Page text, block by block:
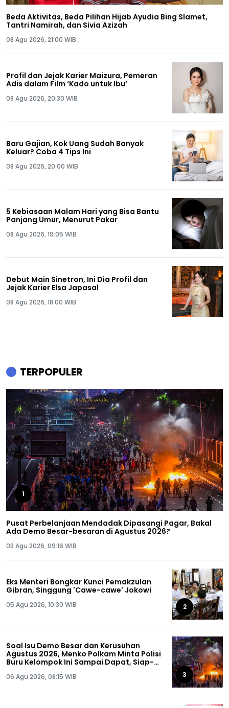
Beda Aktivitas, Beda Pilihan Hijab Ayudia Bing Slamet,
Tantri Namirah, dan Sivia Azizah
08 Agu 2026, 21:00 WIB
Profil dan Jejak Karier Maizura, Pemeran
Adis dalam Film ‘Kado untuk Ibu’
08 Agu 2026, 20:30 WIB
Baru Gajian, Kok Uang Sudah Banyak
Keluar? Coba 4 Tips Ini
08 Agu 2026, 20:00 WIB
5 Kebiasaan Malam Hari yang Bisa Bantu
Panjang Umur, Menurut Pakar
08 Agu 2026, 19:05 WIB
Debut Main Sinetron, Ini Dia Profil dan
Jejak Karier Elsa Japasal
08 Agu 2026, 18:00 WIB
TERPOPULER
1
Pusat Perbelanjaan Mendadak Dipasangi Pagar, Bakal
Ada Demo Besar-besaran di Agustus 2026?
03 Agu 2026, 09:16 WIB
Eks Menteri Bongkar Kunci Pemakzulan
Gibran, Singgung 'Cawe-cawe' Jokowi
05 Agu 2026, 10:30 WIB 2
Soal Isu Demo Besar dan Kerusuhan
Agustus 2026, Menko Polkam Minta Polisi
Buru Kelompok Ini Sampai Dapat, Siap-
06 Agu 2026, 08:15 WIB 3